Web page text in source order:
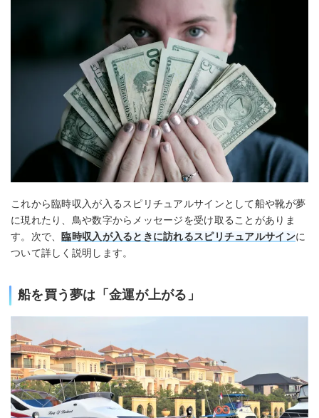
これから臨時収入が入るスピリチュアルサインとして船や靴が夢
に現れたり、鳥や数字からメッセージを受け取ることがありま
す。次で、 臨時収入が入るときに訪れるスピリチュアルサインに
ついて詳しく説明します。
船を買う夢は「金運が上がる」